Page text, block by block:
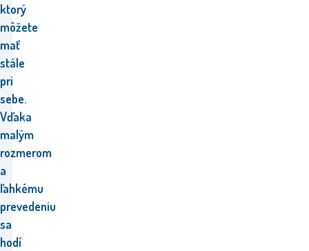
ktorý
môžete
mať
stále
pri
sebe.
Vďaka
malým
rozmerom
a
ľahkému
prevedeniu
sa
hodí